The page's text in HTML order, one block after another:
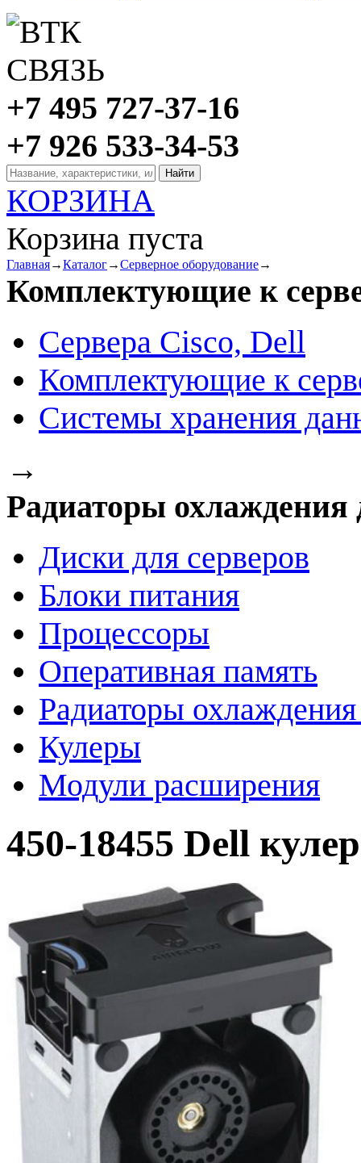
+7 495 727-37-16
+7 926 533-34-53
КОРЗИНА
Корзина пуста
Главная→Каталог→Серверное оборудование→
Комплектующие к
Сервера Cisco, Dell
Комплектующие к
Системы хранения
→
Радиаторы охлаждения
Диски для серверов
Блоки питания
Процессоры
Оперативная память
Радиаторы
Кулеры
Модули расширения
450-18455 Dell